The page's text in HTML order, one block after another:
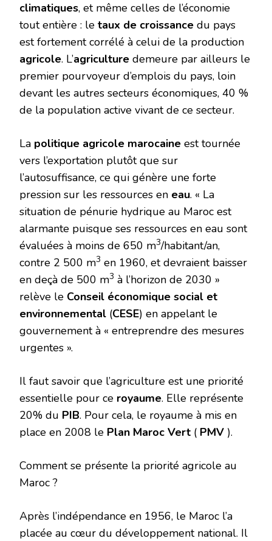
climatiques, et même celles de l’économie
tout entière : le taux de croissance du pays
est fortement corrélé à celui de la production
agricole. L’agriculture demeure par ailleurs le
premier pourvoyeur d’emplois du pays, loin
devant les autres secteurs économiques, 40 %
de la population active vivant de ce secteur.
La politique agricole marocaine est tournée
vers l’exportation plutôt que sur
l’autosuffisance, ce qui génère une forte
pression sur les ressources en eau. « La
situation de pénurie hydrique au Maroc est
alarmante puisque ses ressources en eau sont
évaluées à moins de 650 m3/habitant/an,
contre 2 500 m3 en 1960, et devraient baisser
en deçà de 500 m3 à l’horizon de 2030 »
relève le Conseil économique social et
environnemental (CESE) en appelant le
gouvernement à « entreprendre des mesures
urgentes ».
Il faut savoir que l’agriculture est une priorité
essentielle pour ce royaume. Elle représente
20% du PIB. Pour cela, le royaume à mis en
place en 2008 le Plan Maroc Vert ( PMV ).
Comment se présente la priorité agricole au
Maroc ?
Après l’indépendance en 1956, le Maroc l’a
placée au cœur du développement national. Il